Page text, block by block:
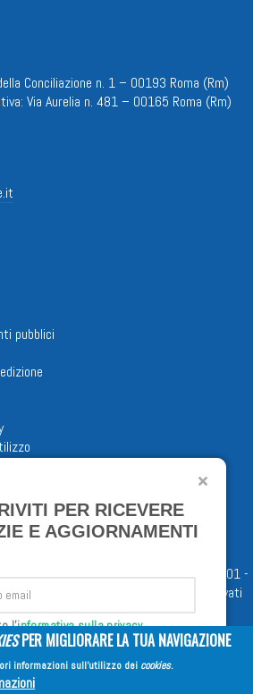
Conciliazione n. 1 – 00193 Roma (Rm)
Via Aurelia n. 481 – 00165 Roma (Rm)
pubblici
ETS © 2023 - P.I. 05398481001 -
del 23/02/98 - Tutti i diritti riservati
EDITRICE AVE
PER RICEVERE
E AGGIORNAMENTI
l'informativa sulla privacy
Iscriviti
PER MIGLIORARE LA TUA NAVIGAZIONE
informazioni sull'utilizzo dei cookies.